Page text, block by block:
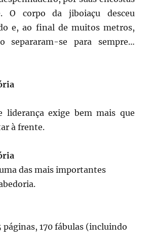
O corpo da jiboiaçu desceu
e, ao final de muitos metros,
separaram-se para sempre…
liderança exige bem mais que
à frente.
das mais importantes
páginas, 170 fábulas (incluindo